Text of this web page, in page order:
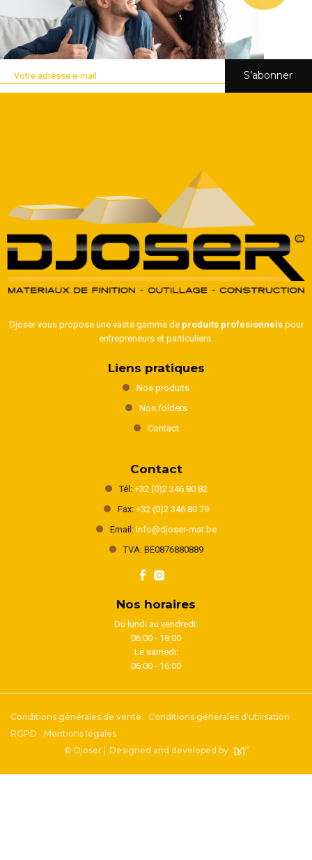
S’abonner
Djoser vous propose une vaste gamme de produits profesionnelspour
entrepreneurs et particuliers.
Liens pratiques
Nos produits
Nos folders
Contact
Contact
Tél: +32 (0)2 346 80 82
Fax: +32 (0)2 346 80 79
Email: info@djoser-mat.be
TVA: BE0876880889
Nos horaires
Du lundi au vendredi:
06:00 - 18:00
Le samedi:
06:00 - 16:00
Conditions générales de vente
Conditions générales d'utilisation
RGPD
Mentions légales
© Djoser |
Designed and developed by